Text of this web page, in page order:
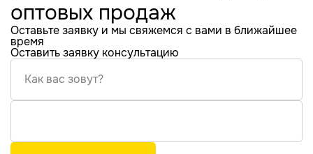
оптовых продаж
Оставьте заявку и мы свяжемся с вами в ближайшее
время
Оставить заявку консультацию
Как вас зовут?